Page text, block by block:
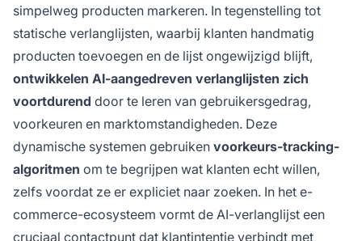
simpelweg producten markeren. In tegenstelling tot
statische verlanglijsten, waarbij klanten handmatig
producten toevoegen en de lijst ongewijzigd blijft,
ontwikkelen AI-aangedreven verlanglijsten zich
voortdurend door te leren van gebruikersgedrag,
voorkeuren en marktomstandigheden. Deze
dynamische systemen gebruiken voorkeurs-tracking-
algoritmen om te begrijpen wat klanten echt willen,
zelfs voordat ze er expliciet naar zoeken. In het e-
commerce-ecosysteem vormt de AI-verlanglijst een
cruciaal contactpunt dat klantintentie verbindt met